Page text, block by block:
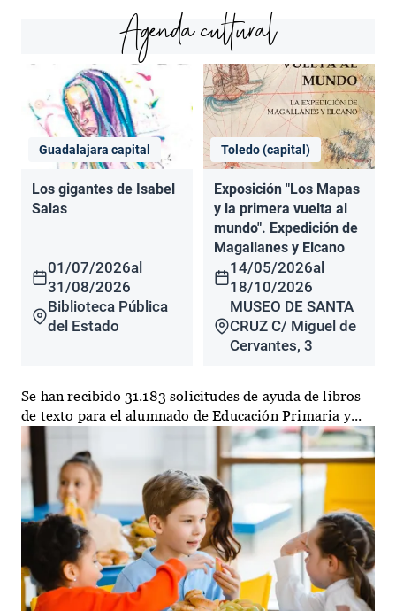
Agenda cultural
Guadalajara capital
Los gigantes de Isabel
Salas
01/07/2026al
31/08/2026
Biblioteca Pública
del Estado
Toledo (capital)
Exposición "Los Mapas
y la primera vuelta al
mundo". Expedición de
Magallanes y Elcano
14/05/2026al
18/10/2026
MUSEO DE SANTA
CRUZ C/ Miguel de
Cervantes, 3
Se han recibido 31.183 solicitudes de ayuda de libros
de texto para el alumnado de Educación Primaria y...